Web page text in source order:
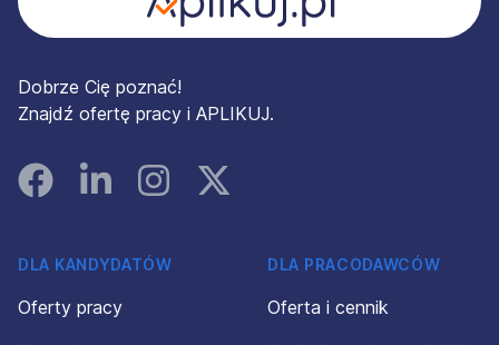
Dobrze Cię poznać!
Znajdź ofertę pracy i APLIKUJ.
FacebookLinked InInstagramInstagram
DLA KANDYDATÓW
Oferty pracy
DLA PRACODAWCÓW
Oferta i cennik